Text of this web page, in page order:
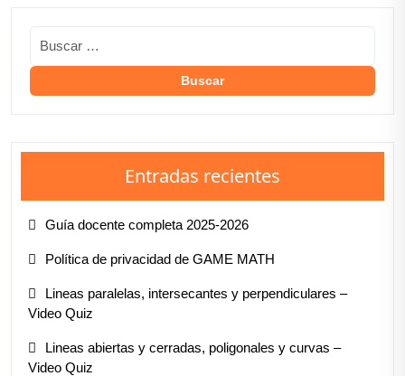
Entradas recientes
Guía docente completa 2025-2026
Política de privacidad de GAME MATH
Lineas paralelas, intersecantes y perpendiculares –
Video Quiz
Lineas abiertas y cerradas, poligonales y curvas –
Video Quiz